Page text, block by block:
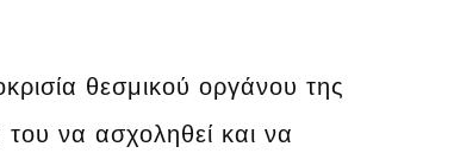
θεσμικού οργάνου της
να ασχοληθεί και να